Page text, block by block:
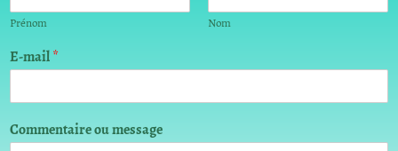
s
a
e
u
u
Prénom Nom
E-mail*
Commentaire ou message